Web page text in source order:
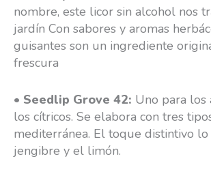
nombre, este licor sin alcohol nos
jardín Con sabores y aromas
guisantes son un ingrediente
frescura
• Seedlip Grove 42: Uno para los
los cítricos. Se elabora con tres
mediterránea. El toque distintivo
jengibre y el limón.